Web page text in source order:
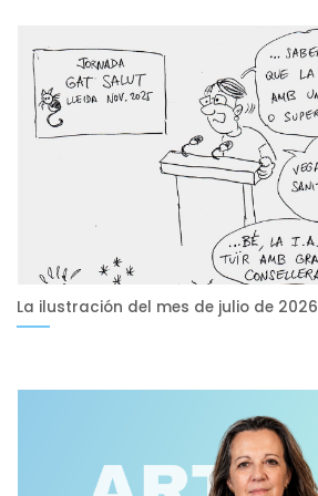
La ilustración del mes de julio de 2026